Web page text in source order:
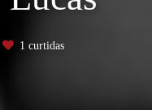
1 curtidas